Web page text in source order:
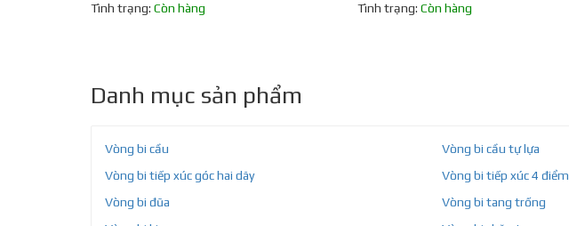
Tình trạng: Còn hàng
Tình trạng: Còn hàng
Danh mục sản phẩm
Vòng bi cầu Vòng bi cầu tự lựa
Vòng bi tiếp xúc góc hai dãy
Vòng bi tiếp xúc 4 điểm
Vòng bi đũa
Vòng bi tang trống